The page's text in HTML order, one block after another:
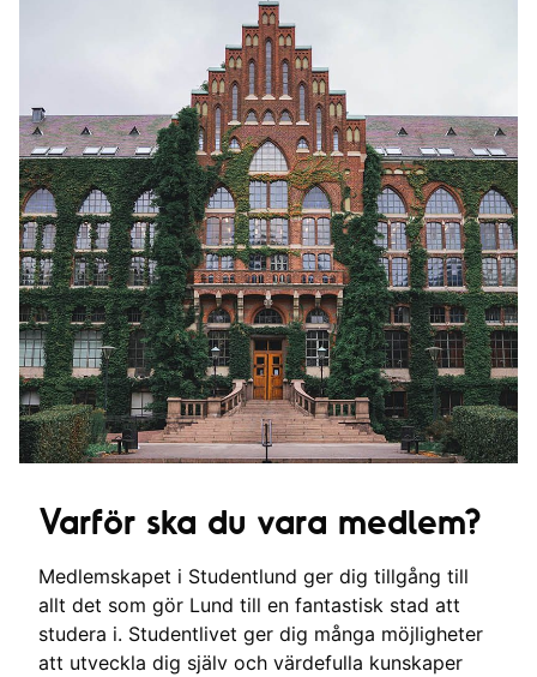
Varför ska du vara medlem?
Medlemskapet i Studentlund ger dig tillgång till
allt det som gör Lund till en fantastisk stad att
studera i. Studentlivet ger dig många möjligheter
att utveckla dig själv och värdefulla kunskaper